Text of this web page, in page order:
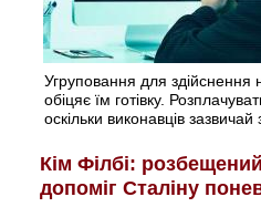
Угруповання для здійснення
обіцяє їм готівку.
оскільки виконавців зазвичай
Кім Філбі:
допоміг Сталіну